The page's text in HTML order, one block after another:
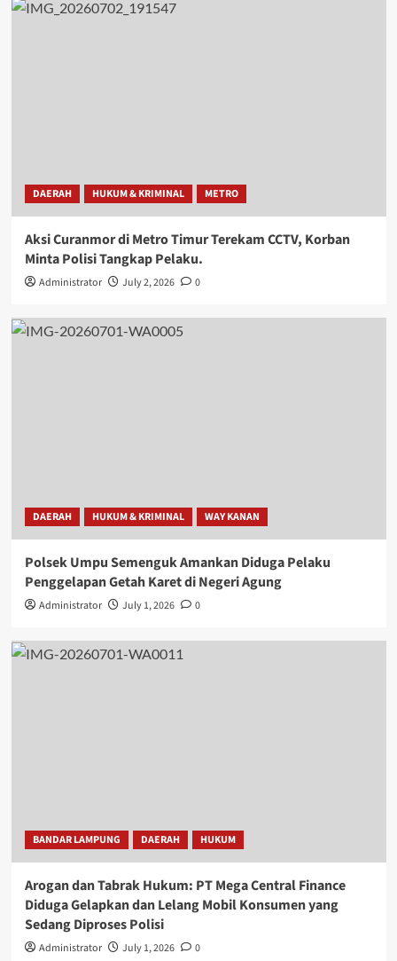
DAERAH HUKUM & KRIMINAL METRO
Aksi Curanmor di Metro Timur Terekam CCTV, Korban
Minta Polisi Tangkap Pelaku.
Administrator July 2, 2026 0
DAERAH HUKUM & KRIMINAL WAY KANAN
Polsek Umpu Semenguk Amankan Diduga Pelaku
Penggelapan Getah Karet di Negeri Agung
Administrator July 1, 2026 0
BANDAR LAMPUNG DAERAH HUKUM
Arogan dan Tabrak Hukum: PT Mega Central Finance
Diduga Gelapkan dan Lelang Mobil Konsumen yang
Sedang Diproses Polisi
Administrator July 1, 2026 0